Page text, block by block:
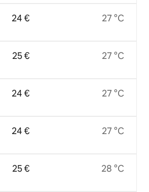
24 €
25 €
24 €
24 €
25 €
27 °C
27 °C
27 °C
27 °C
28 °C